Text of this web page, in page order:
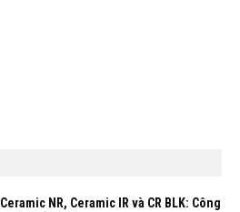
NR, Ceramic IR và CR BLK: Công